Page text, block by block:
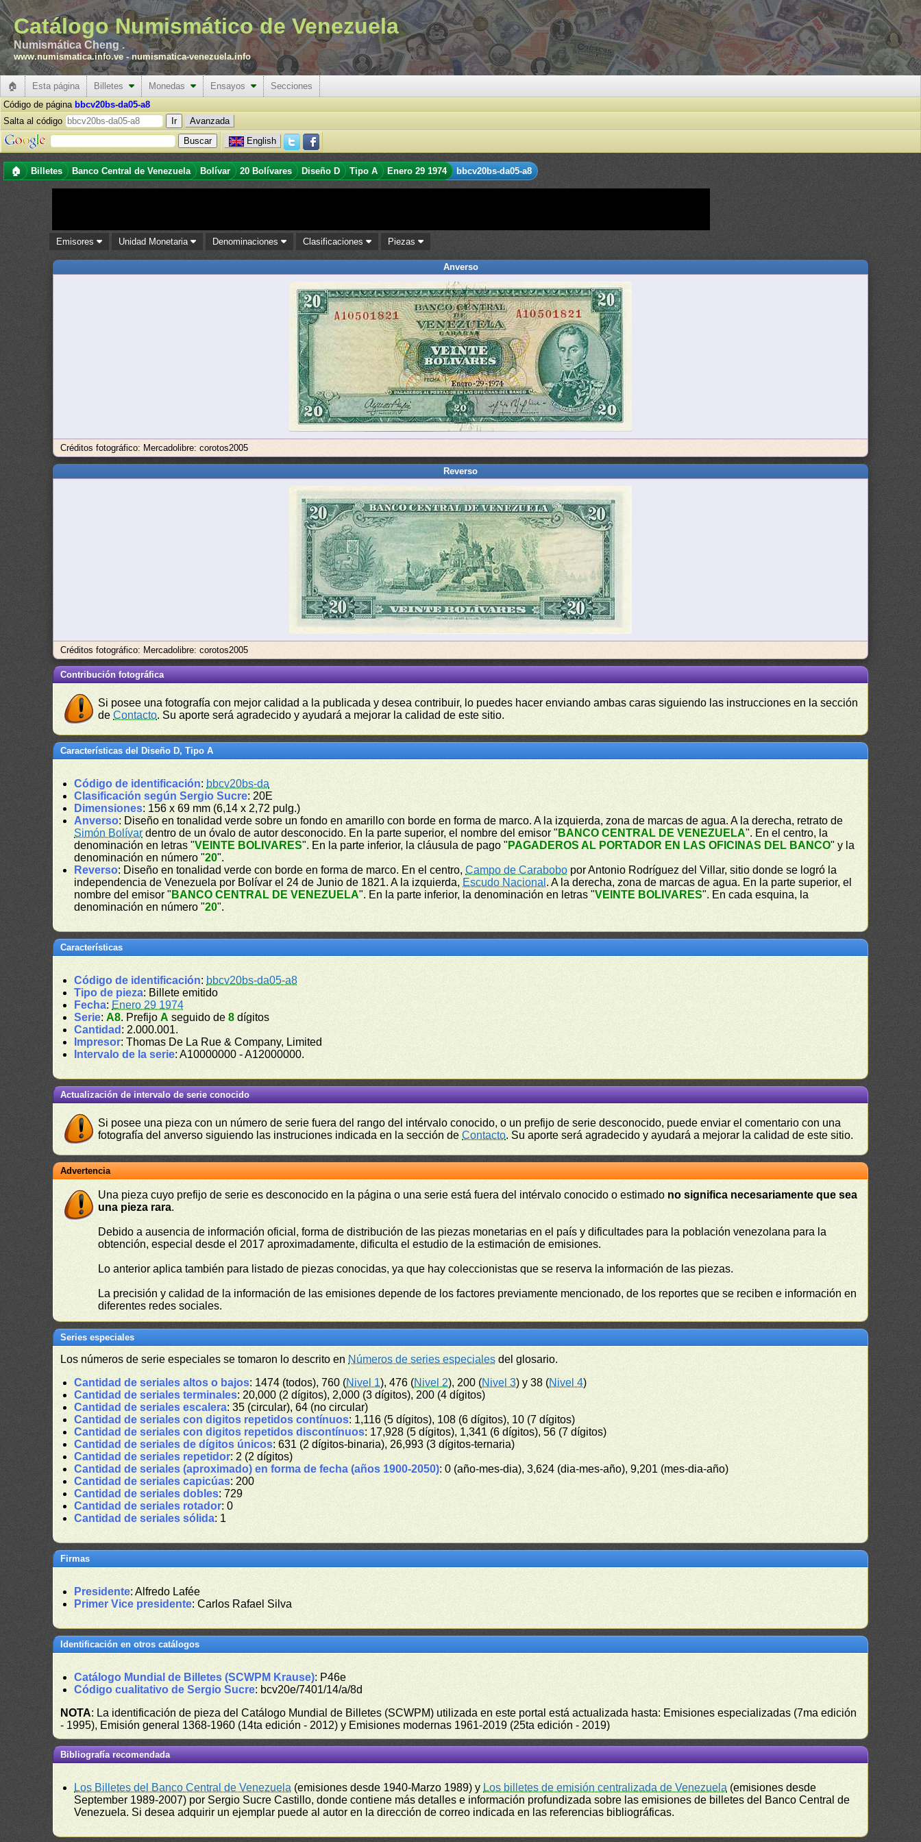
Catálogo Numismático de Venezuela
Numismática Cheng .
www.numismatica.info.ve -numismatica-venezuela.info
🏠 Esta página Billetes Monedas Ensayos
Secciones
Código de página bbcv20bs-da05-a8
Salta al código
Avanzada
English
🏠 Billetes Banco Central de Venezuela Bolívar 20 Bolívares Diseño D Tipo A Enero 29 1974 bbcv20bs-da05-a8
Emisores Unidad Monetaria Denominaciones Clasificaciones Piezas
Anverso
Créditos fotográfico: Mercadolibre: corotos2005
Reverso
Créditos fotográfico: Mercadolibre: corotos2005
Contribución fotográfica
Si posee una fotografía con mejor calidad a la publicada y desea contribuir, lo puedes hacer enviando ambas caras siguiendo las instrucciones en la sección
deContacto. Su aporte será agradecido y ayudará a mejorar la calidad de este sitio.
Características del Diseño D, Tipo A
Código de identificación: bbcv20bs-da
Clasificación según Sergio Sucre: 20E
Dimensiones: 156 x 69 mm (6,14 x 2,72 pulg.)
Anverso: Diseño en tonalidad verde sobre un fondo en amarillo con borde en forma de marco. A la izquierda, zona de marcas de agua. A la derecha, retrato de
Simón Bolívardentro de un óvalo de autor desconocido. En la parte superior, el nombre del emisor " BANCO CENTRAL DE VENEZUELA". En el centro, la
denominación en letras "VEINTE BOLIVARES". En la parte inferior, la cláusula de pago " PAGADEROS AL PORTADOR EN LAS OFICINAS DEL BANCO" y la
denominación en número "20".
Reverso: Diseño en tonalidad verde con borde en forma de marco. En el centro,Campo de Carabobo por Antonio Rodríguez del Villar, sitio donde se logró la
independencia de Venezuela por Bolívar el 24 de Junio de 1821. A la izquierda, Escudo Nacional . A la derecha, zona de marcas de agua. En la parte superior, el
nombre del emisor " BANCO CENTRAL DE VENEZUELA". En la parte inferior, la denominación en letras "VEINTE BOLIVARES". En cada esquina, la
denominación en número "20".
Características
Código de identificación: bbcv20bs-da05-a8
Tipo de pieza: Billete emitido
Fecha: Enero 29 1974
Serie:A8. PrefijoA seguido de8 dígitos
Cantidad : 2.000.001.
Impresor: Thomas De La Rue & Company, Limited
Intervalo de la serie: A10000000 - A12000000.
Actualización de intervalo de serie conocido
Si posee una pieza con un número de serie fuera del rango del intérvalo conocido, o un prefijo de serie desconocido, puede enviar el comentario con una
fotografía del anverso siguiendo las instruciones indicada en la sección deContacto. Su aporte será agradecido y ayudará a mejorar la calidad de este sitio.
Advertencia
Una pieza cuyo prefijo de serie es desconocido en la página o una serie está fuera del intérvalo conocido o estimado no significa necesariamente que sea
una pieza rara.
Debido a ausencia de información oficial, forma de distribución de las piezas monetarias en el país y dificultades para la población venezolana para la
obtención, especial desde el 2017 aproximadamente, dificulta el estudio de la estimación de emisiones.
Lo anterior aplica también para listado de piezas conocidas, ya que hay coleccionistas que se reserva la información de las piezas.
La precisión y calidad de la información de las emisiones depende de los factores previamente mencionado, de los reportes que se reciben e información en
diferentes redes sociales.
Series especiales
Los números de serie especiales se tomaron lo descrito en Números de series especiales del glosario.
Cantidad de seriales altos o bajos: 1474 (todos), 760 (Nivel 1), 476 (Nivel 2), 200 (Nivel 3) y 38 (Nivel 4)
Cantidad de seriales terminales: 20,000 (2 dígitos), 2,000 (3 dígitos), 200 (4 dígitos)
Cantidad de seriales escalera: 35 (circular), 64 (no circular)
Cantidad de seriales con digitos repetidos contínuos: 1,116 (5 dígitos), 108 (6 dígitos), 10 (7 dígitos)
Cantidad de seriales con digitos repetidos discontínuos: 17,928 (5 dígitos), 1,341 (6 dígitos), 56 (7 dígitos)
Cantidad de seriales de dígitos únicos: 631 (2 dígitos-binaria), 26,993 (3 dígitos-ternaria)
Cantidad de seriales repetidor: 2 (2 dígitos)
Cantidad de seriales (aproximado) en forma de fecha (años 1900-2050): 0 (año-mes-dia), 3,624 (dia-mes-año), 9,201 (mes-dia-año)
Cantidad de seriales capicúas: 200
Cantidad de seriales dobles: 729
Cantidad de seriales rotador: 0
Cantidad de seriales sólida: 1
Firmas
Presidente: Alfredo Lafée
Primer Vice presidente: Carlos Rafael Silva
Identificación en otros catálogos
Catálogo Mundial de Billetes (SCWPM Krause): P46e
Código cualitativo de Sergio Sucre: bcv20e/7401/14/a/8d
NOTA: La identificación de pieza del Catálogo Mundial de Billetes (SCWPM) utilizada en este portal está actualizada hasta: Emisiones especializadas (7ma edición
- 1995), Emisión general 1368-1960 (14ta edición - 2012) y Emisiones modernas 1961-2019 (25ta edición - 2019)
Bibliografía recomendada
Los Billetes del Banco Central de Venezuela (emisiones desde 1940-Marzo 1989) y Los billetes de emisión centralizada de Venezuela (emisiones desde
September 1989-2007) por Sergio Sucre Castillo, donde contiene más detalles e información profundizada sobre las emisiones de billetes del Banco Central de
Venezuela. Si desea adquirir un ejemplar puede al autor en la dirección de correo indicada en las referencias bibliográficas.